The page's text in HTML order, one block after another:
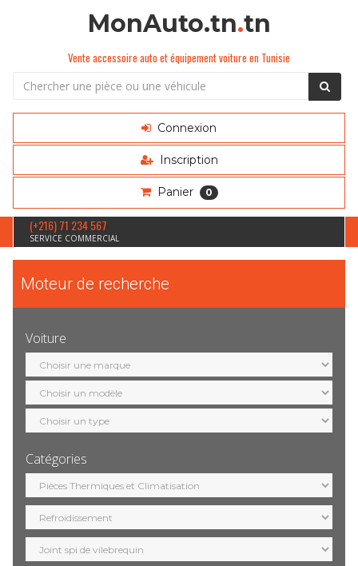
MonAuto.tn.tn
Vente accessoire auto et équipement voiture en Tunisie
Connexion
Inscription
Panier 0
(+216) 71 234 567
SERVICE COMMERCIAL
Moteur de recherche
Voiture
Sélection
marque
Sélection
modèle
Sélection
motorisation
Catégories
Sélection
catégorie